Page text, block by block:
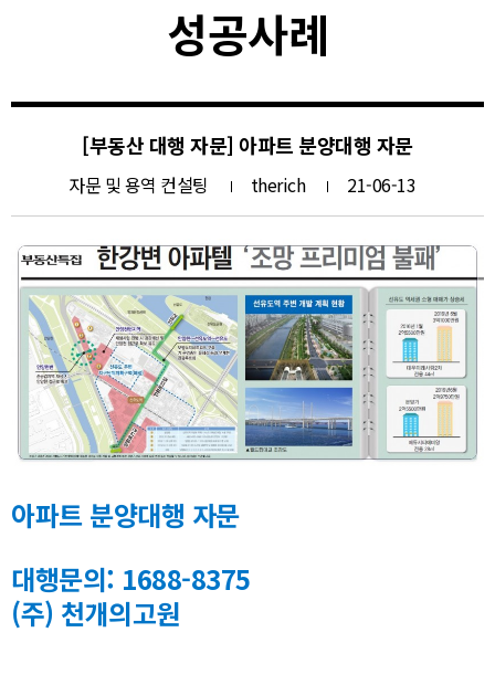
성공사례
[부동산 대행 자문] 아파트 분양대행 자문
자문 및 용역 컨설팅 therich 21-06-13
아파트 분양대행 자문
대행문의: 1688-8375
(주) 천개의고원